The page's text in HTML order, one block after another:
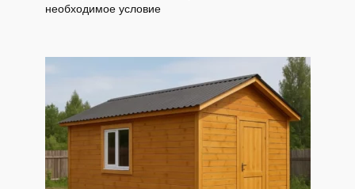
необходимое условие